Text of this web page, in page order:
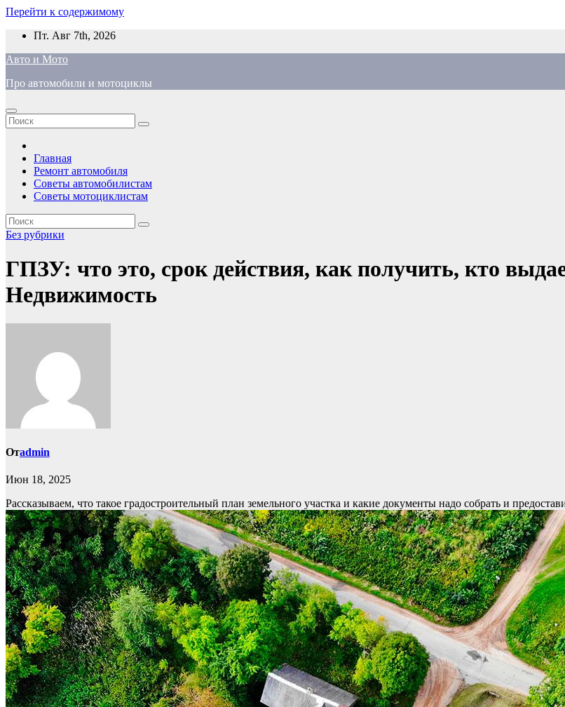
Перейти к содержимому
Пт. Авг 7th, 2026
Авто и Мото
Про автомобили и мотоциклы
Главная
Ремонт автомобиля
Советы автомобилистам
Советы мотоциклистам
Без рубрики
ГПЗУ: что это, срок действия, как получить, кто
Недвижимость
Отadmin
Июн 18, 2025
Рассказываем, что такое градостроительный план земельного участка и какие документы надо собрать и